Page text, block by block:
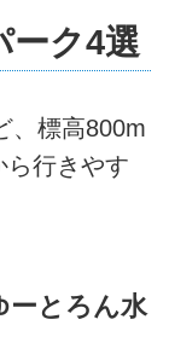
ーク4選
、標高800m
行きやす
ーとろん水